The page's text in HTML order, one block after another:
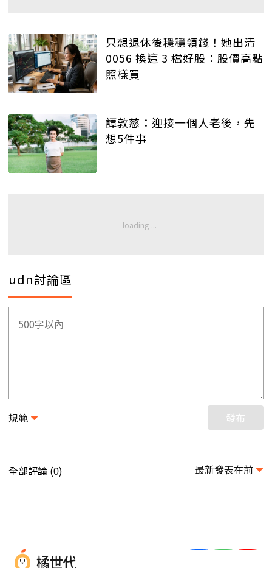
只想退休後穩穩領錢！她出清
0056 換這 3 檔好股：股價高點
照樣買
譚敦慈：迎接一個人老後，先
想5件事
udn討論區
規範 發布
全部評論 (0) 最新發表在前